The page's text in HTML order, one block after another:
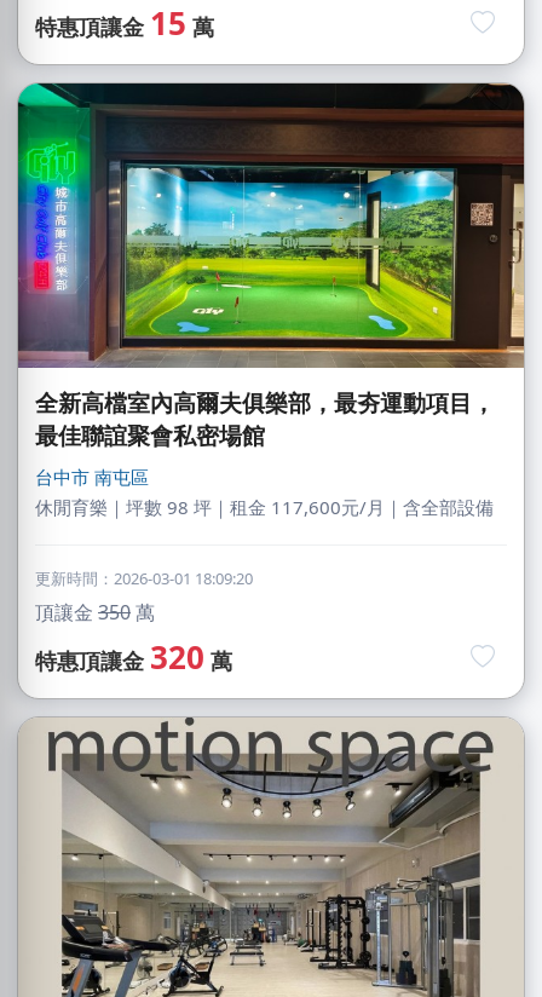
特惠頂讓金 15 萬
全新高檔室內高爾夫俱樂部，最夯運動項目，
最佳聯誼聚會私密場館
台中市 南屯區
休閒育樂｜坪數 98 坪｜租金 117,600元/月｜含全部設備
更新時間：2026-03-01 18:09:20
頂讓金 350萬
特惠頂讓金 320 萬